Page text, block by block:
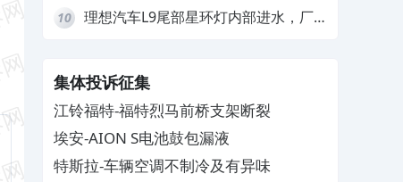
10
理想汽车L9尾部星环灯内部进水，厂
集体投诉征集
江铃福特-福特烈马前桥支架断裂
埃安-AION S电池鼓包漏液
特斯拉-车辆空调不制冷及有异味